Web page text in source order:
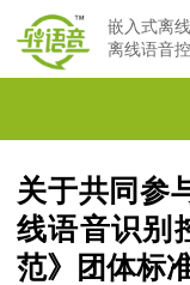
嵌入式离
离线语音
关于共同参
线语音识别
范》团体标